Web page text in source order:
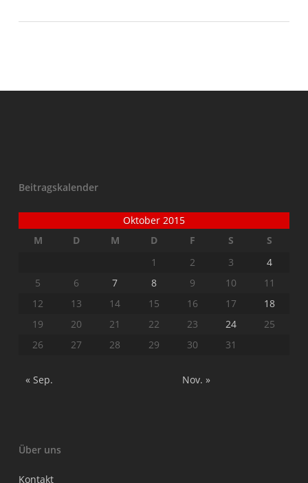
Beitragskalender
Oktober 2015
M
D M D F S
S
1
2 3
4
5
6 7 8 9 10
11
12
13 14 15 16 17
18
19
20 21 22 23 24
25
26
27 28 29 30 31
« Sep. Nov. »
Über uns
Kontakt